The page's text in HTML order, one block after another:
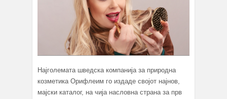
Најголемата шведска компанија за природна
козметика Орифлеим го издаде својот најнов,
мајски каталог, на чија насловна страна за прв